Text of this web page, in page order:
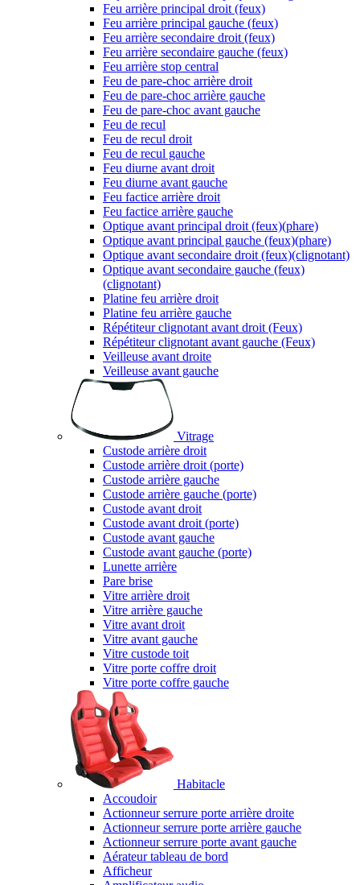
Feu arrière principal droit (feux)
Feu arrière principal gauche (feux)
Feu arrière secondaire droit (feux)
Feu arrière secondaire gauche (feux)
Feu arrière stop central
Feu de pare-choc arrière droit
Feu de pare-choc arrière gauche
Feu de pare-choc avant gauche
Feu de recul
Feu de recul droit
Feu de recul gauche
Feu diurne avant droit
Feu diurne avant gauche
Feu factice arrière droit
Feu factice arrière gauche
Optique avant principal droit (feux)(phare)
Optique avant principal gauche (feux)(phare)
Optique avant secondaire droit (feux)(clignotant)
Optique avant secondaire gauche (feux)
(clignotant)
Platine feu arrière droit
Platine feu arrière gauche
Répétiteur clignotant avant droit (Feux)
Répétiteur clignotant avant gauche (Feux)
Veilleuse avant droite
Veilleuse avant gauche
Vitrage
Custode arrière droit
Custode arrière droit (porte)
Custode arrière gauche
Custode arrière gauche (porte)
Custode avant droit
Custode avant droit (porte)
Custode avant gauche
Custode avant gauche (porte)
Lunette arrière
Pare brise
Vitre arrière droit
Vitre arrière gauche
Vitre avant droit
Vitre avant gauche
Vitre custode toit
Vitre porte coffre droit
Vitre porte coffre gauche
Habitacle
Accoudoir
Actionneur serrure porte arrière droite
Actionneur serrure porte arrière gauche
Actionneur serrure porte avant gauche
Aérateur tableau de bord
Afficheur